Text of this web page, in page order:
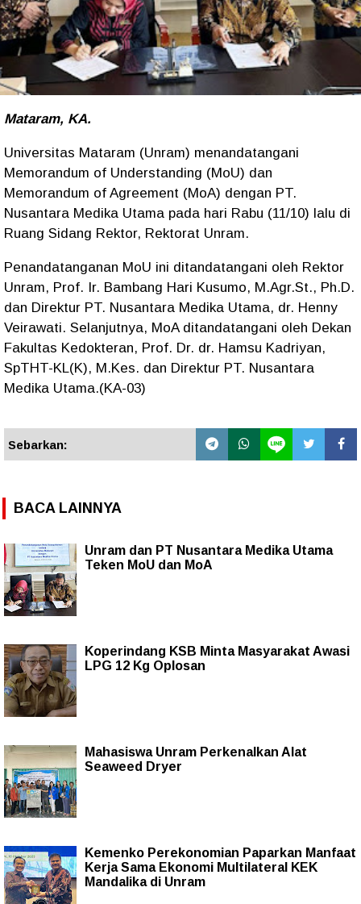
Mataram, KA.
Universitas Mataram (Unram) menandatangani
Memorandum of Understanding (MoU) dan
Memorandum of Agreement (MoA) dengan PT.
Nusantara Medika Utama pada hari Rabu (11/10) lalu di
Ruang Sidang Rektor, Rektorat Unram.
Penandatanganan MoU ini ditandatangani oleh Rektor
Unram, Prof. Ir. Bambang Hari Kusumo, M.Agr.St., Ph.D.
dan Direktur PT. Nusantara Medika Utama, dr. Henny
Veirawati. Selanjutnya, MoA ditandatangani oleh Dekan
Fakultas Kedokteran, Prof. Dr. dr. Hamsu Kadriyan,
SpTHT-KL(K), M.Kes. dan Direktur PT. Nusantara
Medika Utama.(KA-03)
Sebarkan:
BACA LAINNYA
Unram dan PT Nusantara Medika Utama
Teken MoU dan MoA
Koperindang KSB Minta Masyarakat Awasi
LPG 12 Kg Oplosan
Mahasiswa Unram Perkenalkan Alat
Seaweed Dryer
Kemenko Perekonomian Paparkan Manfaat
Kerja Sama Ekonomi Multilateral KEK
Mandalika di Unram